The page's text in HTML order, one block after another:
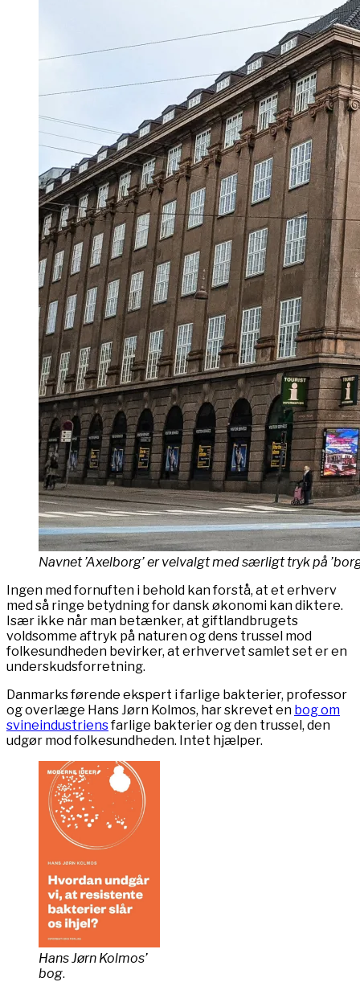
Navnet ’Axelborg’ er velvalgt med særligt tryk på
Ingen med fornuften i behold kan forstå, at et erhverv
med så ringe betydning for dansk økonomi kan diktere.
Især ikke når man betænker, at giftlandbrugets
voldsomme aftryk på naturen og dens trussel mod
folkesundheden bevirker, at erhvervet samlet set er en
underskudsforretning.
Danmarks førende ekspert i farlige bakterier, professor
og overlæge Hans Jørn Kolmos, har skrevet en bog om
svineindustriensfarlige bakterier og den trussel, den
udgør mod folkesundheden. Intet hjælper.
Hans Jørn Kolmos’
bog.